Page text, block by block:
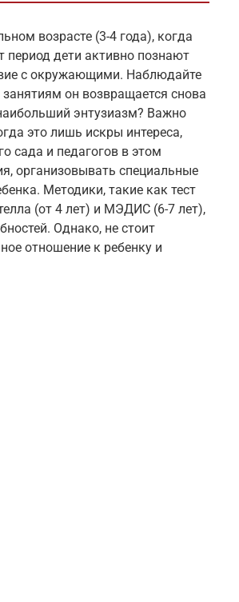
возрасте (3-4 года), когда
период дети активно познают
с окружающими. Наблюдайте
он возвращается снова
энтузиазм? Важно
это лишь искры интереса,
сада и педагогов в этом
организовывать специальные
Методики, такие как тест
(от 4 лет) и МЭДИС (6-7 лет),
Однако, не стоит
отношение к ребенку и